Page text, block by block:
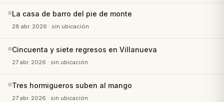
La casa de barro del pie de monte
28 abr. 2026 · sin ubicación
Cincuenta y siete regresos en Villanueva
27 abr. 2026 · sin ubicación
Tres hormigueros suben al mango
27 abr. 2026 · sin ubicación